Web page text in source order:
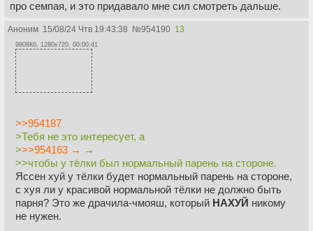
про семпая, и это придавало мне сил смотреть дальше.
Аноним 15/08/24 Чтв 19:43:38 №954190 13
9808Кб, 1280x720, 00:00:41
>>954187
>Тебя не это интересует, а
>>>954163 → →
>>чтобы у тёлки был нормальный парень на стороне.
Яссен хуй у тёлки будет нормальный парень на стороне,
с хуя ли у красивой нормальной тёлки не должно быть
парня? Это же драчила-чмояш, который НАХУЙ никому
не нужен.